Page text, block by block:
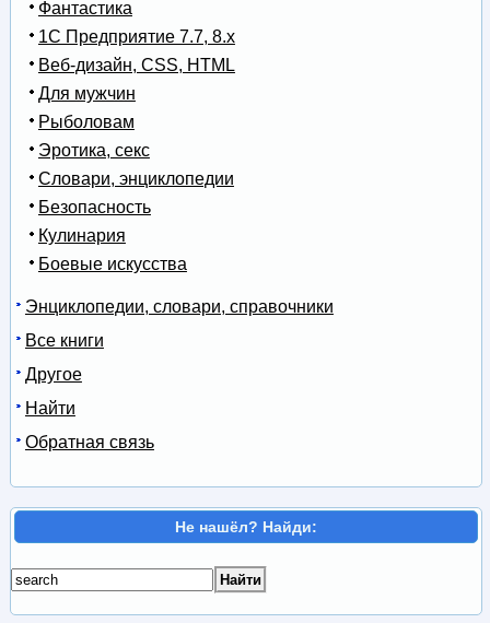
Фантастика
1С Предприятие 7.7, 8.x
Веб-дизайн, CSS, HTML
Для мужчин
Рыболовам
Эротика, секс
Словари, энциклопедии
Безопасность
Кулинария
Боевые искусства
Энциклопедии, словари, справочники
Все книги
Другое
Найти
Обратная связь
Не нашёл? Найди: